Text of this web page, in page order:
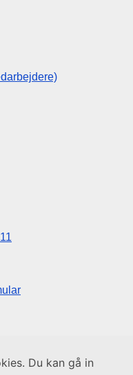
Du kan gå in